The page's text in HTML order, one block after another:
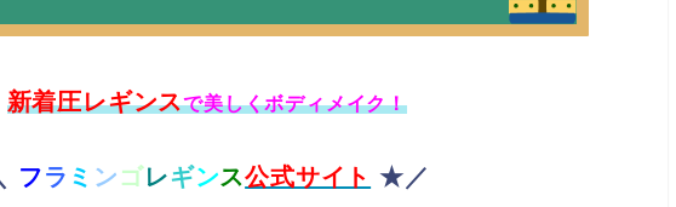
新着圧レギンスで美しくボディメイク！
フラ ミ ン ゴレギンス公式サイト ★／